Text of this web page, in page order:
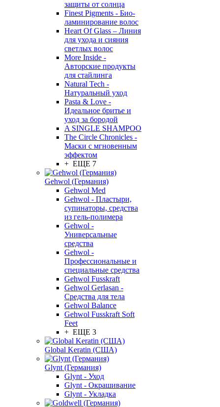
защиты от солнца
Finest Pigments - Био-
ламинирование волос
Heart Of Glass – Линия
для ухода и сияния
светлых волос
More Inside -
Авторские продукты
для стайлинга
Natural Tech -
Натуральный уход
Pasta & Love -
Идеальное бритье и
уход за бородой
A SINGLE SHAMPOO
The Circle Chronicles -
Маски с мгновенным
эффектом
+ ЕЩЕ 7
Gehwol (Германия)
Gehwol Med
Gehwol - Пластыри,
супинаторы, средства
из гель-полимера
Gehwol -
Универсальные
средства
Gehwol -
Профессиональные и
специальные средства
Gehwol Fusskraft
Gehwol Gerlasan -
Средства для тела
Gehwol Balance
Gehwol Fusskraft Soft
Feet
+ ЕЩЕ 3
Global Keratin (США)
Glynt (Германия)
Glynt - Уход
Glynt - Окрашивание
Glynt - Укладка